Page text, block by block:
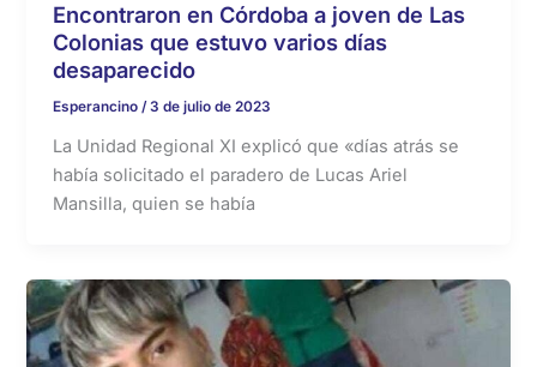
Encontraron en Córdoba a joven de Las
Colonias que estuvo varios días
desaparecido
Esperancino/3 de julio de 2023
La Unidad Regional XI explicó que «días atrás se
había solicitado el paradero de Lucas Ariel
Mansilla, quien se había